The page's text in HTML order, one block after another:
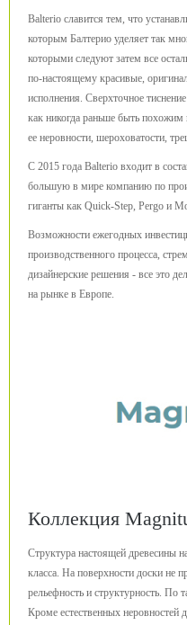
Balterio славится тем, что
которым Балтерио уделяет так
которыми следуют затем все
по-настоящему красивые,
исполнения. Сверхточное
как никогда раньше быть похожим
ее неровности, шероховатости,
С 2015 года Balterio входит в
большую в мире компанию по
гиганты как Quick-Step, Pergo и
Возможности ежегодных
производственного процесса,
дизайнерские решения - все это
на рынке в Европе.
Коллекция
Структура настоящей древесины
класса. На поверхности доски не
рельефность и структурность. По
Кроме естественных неровностей